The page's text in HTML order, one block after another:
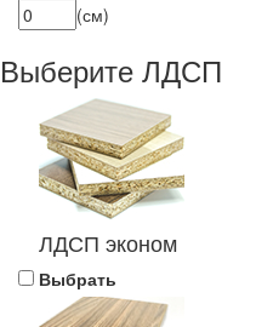
(см)
Выберите ЛДСП
ЛДСП эконом
Выбрать